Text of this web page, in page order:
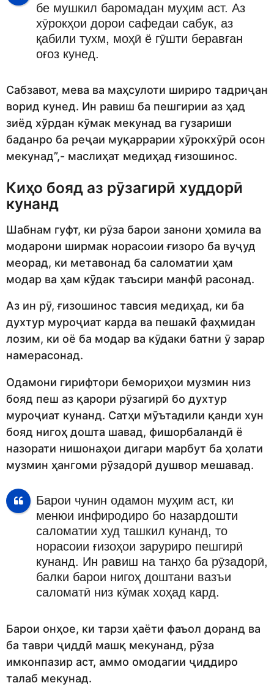
бе мушкил баромадан муҳим аст. Аз
хӯрокҳои дорои сафедаи сабук, аз
қабили тухм, моҳӣ ё гӯшти беравған
оғоз кунед.
Сабзавот, мева ва маҳсулоти шириро тадриҷан
ворид кунед. Ин равиш ба пешгирии аз ҳад
зиёд хӯрдан кӯмак мекунад ва гузариши
баданро ба реҷаи муқаррарии хӯрокхӯрӣ осон
мекунад”,- маслиҳат медиҳад ғизошинос.
Киҳо бояд аз рӯзагирӣ худдорӣ
кунанд
Шабнам гуфт, ки рӯза барои занони ҳомила ва
модарони ширмак норасоии ғизоро ба вуҷуд
меорад, ки метавонад ба саломатии ҳам
модар ва ҳам кӯдак таъсири манфӣ расонад.
Аз ин рӯ, ғизошинос тавсия медиҳад, ки ба
духтур муроҷиат карда ва пешакӣ фаҳмидан
лозим, ки оё ба модар ва кӯдаки батни ӯ зарар
намерасонад.
Одамони гирифтори бемориҳои музмин низ
бояд пеш аз қарори рӯзагирӣ бо духтур
муроҷиат кунанд. Сатҳи мӯътадили қанди хун
бояд нигоҳ дошта шавад, фишорбаландӣ ё
назорати нишонаҳои дигари марбут ба ҳолати
музмин ҳангоми рӯзадорӣ душвор мешавад.
Барои чунин одамон муҳим аст, ки
менюи инфиродиро бо назардошти
саломатии худ ташкил кунанд, то
норасоии ғизоҳои заруриро пешгирӣ
кунанд. Ин равиш на танҳо ба рӯзадорӣ,
балки барои нигоҳ доштани вазъи
саломатӣ низ кӯмак хоҳад кард.
Барои онҳое, ки тарзи ҳаёти фаъол доранд ва
ба таври ҷиддӣ машқ мекунанд, рӯза
имконпазир аст, аммо омодагии ҷиддиро
талаб мекунад.